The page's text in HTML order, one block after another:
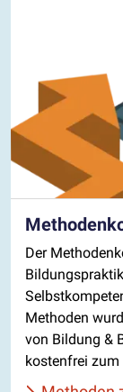
Der
Methoden
von Bildung &
kostenfrei